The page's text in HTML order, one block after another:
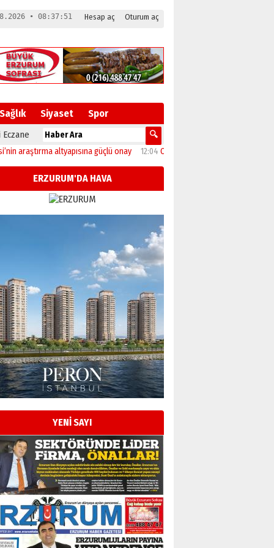
Hesap aç Oturum aç
• 08:37:52
Sağlık Siyaset Spor
altyapısına güçlü onay 12:04Oltu’da festival coşkusu konserle zirveye
ERZURUM'DA HAVA
YENİ SAYI
Esat BİNDESEN
Başkan Sekmen’den Erzurum’a
bir vizyon proje daha!
02 Ağustos 2026 Pazar
Kadir SABUNCUOĞLU
Erzurumspor’un köşe taşları
Kenan GÜLERCİ
Murat Şahsuvaroğlu ERKON’da
çıtayı yukarı taşırken,
yönetimdekiler aşağı
çekmemeli!
17 Şubat 2026 SalıOrhan BOZKURT
Bir fotoğraf, bir şehir, bir
gazeteci… Dizginler kimin
elinde?